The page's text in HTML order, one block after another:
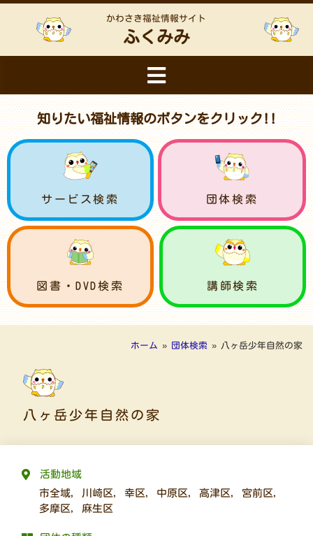
かわさき福祉情報サイト
ふくみみ
知りたい福祉情報のボタンをクリック!!
サービス検索 団体検索
図書・DVD検索 講師検索
ホーム » 団体検索 » 八ヶ岳少年自然の家
八ヶ岳少年自然の家
活動地域
市全域, 川崎区,幸区, 中原区,高津区, 宮前区,
多摩区, 麻生区